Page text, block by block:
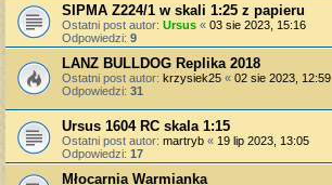
SIPMA Z224/1 w skali 1:25 z papieru
Ostatni post autor: Ursus « 03 sie 2023, 15:16
Odpowiedzi: 9
LANZ BULLDOG Replika 2018
Ostatni post autor: krzysiek25 « 02 sie 2023, 12:59
Odpowiedzi: 31
Ursus 1604 RC skala 1:15
Ostatni post autor: martryb « 19 lip 2023, 13:05
Odpowiedzi: 17
Młocarnia Warmianka